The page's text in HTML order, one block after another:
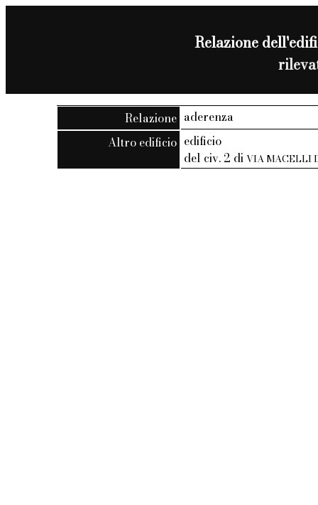
Relazione
Relazione aderenza
Altro edificio edificio
del civ. 2 diVIA MACELLI